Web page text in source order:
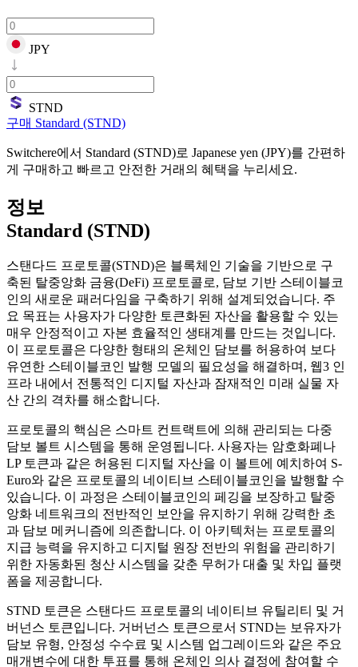
JPY
STND
구매 Standard (STND)
Switchere에서 Standard (STND)로 Japanese yen (JPY)를 간편하
게 구매하고 빠르고 안전한 거래의 혜택을 누리세요.
정보
Standard (STND)
스탠다드 프로토콜(STND)은 블록체인 기술을 기반으로 구
축된 탈중앙화 금융(DeFi) 프로토콜로, 담보 기반 스테이블코
인의 새로운 패러다임을 구축하기 위해 설계되었습니다. 주
요 목표는 사용자가 다양한 토큰화된 자산을 활용할 수 있는
매우 안정적이고 자본 효율적인 생태계를 만드는 것입니다.
이 프로토콜은 다양한 형태의 온체인 담보를 허용하여 보다
유연한 스테이블코인 발행 모델의 필요성을 해결하며, 웹3 인
프라 내에서 전통적인 디지털 자산과 잠재적인 미래 실물 자
산 간의 격차를 해소합니다.
프로토콜의 핵심은 스마트 컨트랙트에 의해 관리되는 다중
담보 볼트 시스템을 통해 운영됩니다. 사용자는 암호화폐나
LP 토큰과 같은 허용된 디지털 자산을 이 볼트에 예치하여 S-
Euro와 같은 프로토콜의 네이티브 스테이블코인을 발행할 수
있습니다. 이 과정은 스테이블코인의 페깅을 보장하고 탈중
앙화 네트워크의 전반적인 보안을 유지하기 위해 강력한 초
과 담보 메커니즘에 의존합니다. 이 아키텍처는 프로토콜의
지급 능력을 유지하고 디지털 원장 전반의 위험을 관리하기
위한 자동화된 청산 시스템을 갖춘 무허가 대출 및 차입 플랫
폼을 제공합니다.
STND 토큰은 스탠다드 프로토콜의 네이티브 유틸리티 및 거
버넌스 토큰입니다. 거버넌스 토큰으로서 STND는 보유자가
담보 유형, 안정성 수수료 및 시스템 업그레이드와 같은 주요
매개변수에 대한 투표를 통해 온체인 의사 결정에 참여할 수